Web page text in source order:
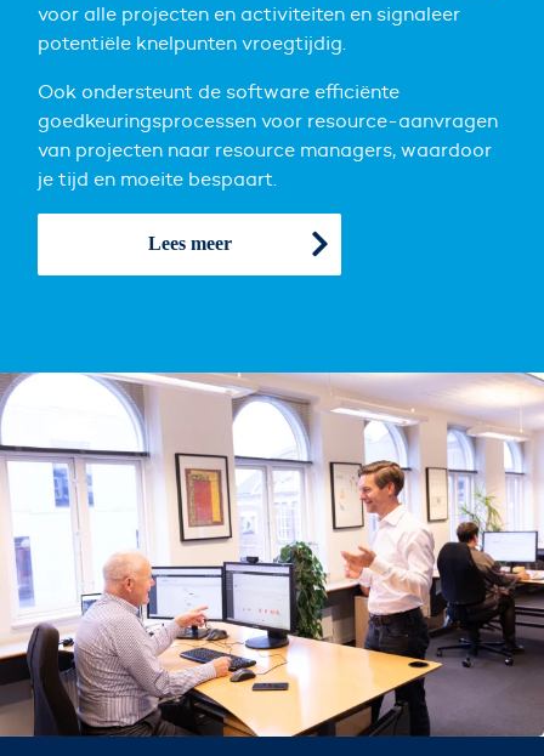
voor alle projecten en activiteiten en signaleer
potentiële knelpunten vroegtijdig.
Ook ondersteunt de software efficiënte
goedkeuringsprocessen voor resource-aanvragen
van projecten naar resource managers, waardoor
je tijd en moeite bespaart.
Lees meer